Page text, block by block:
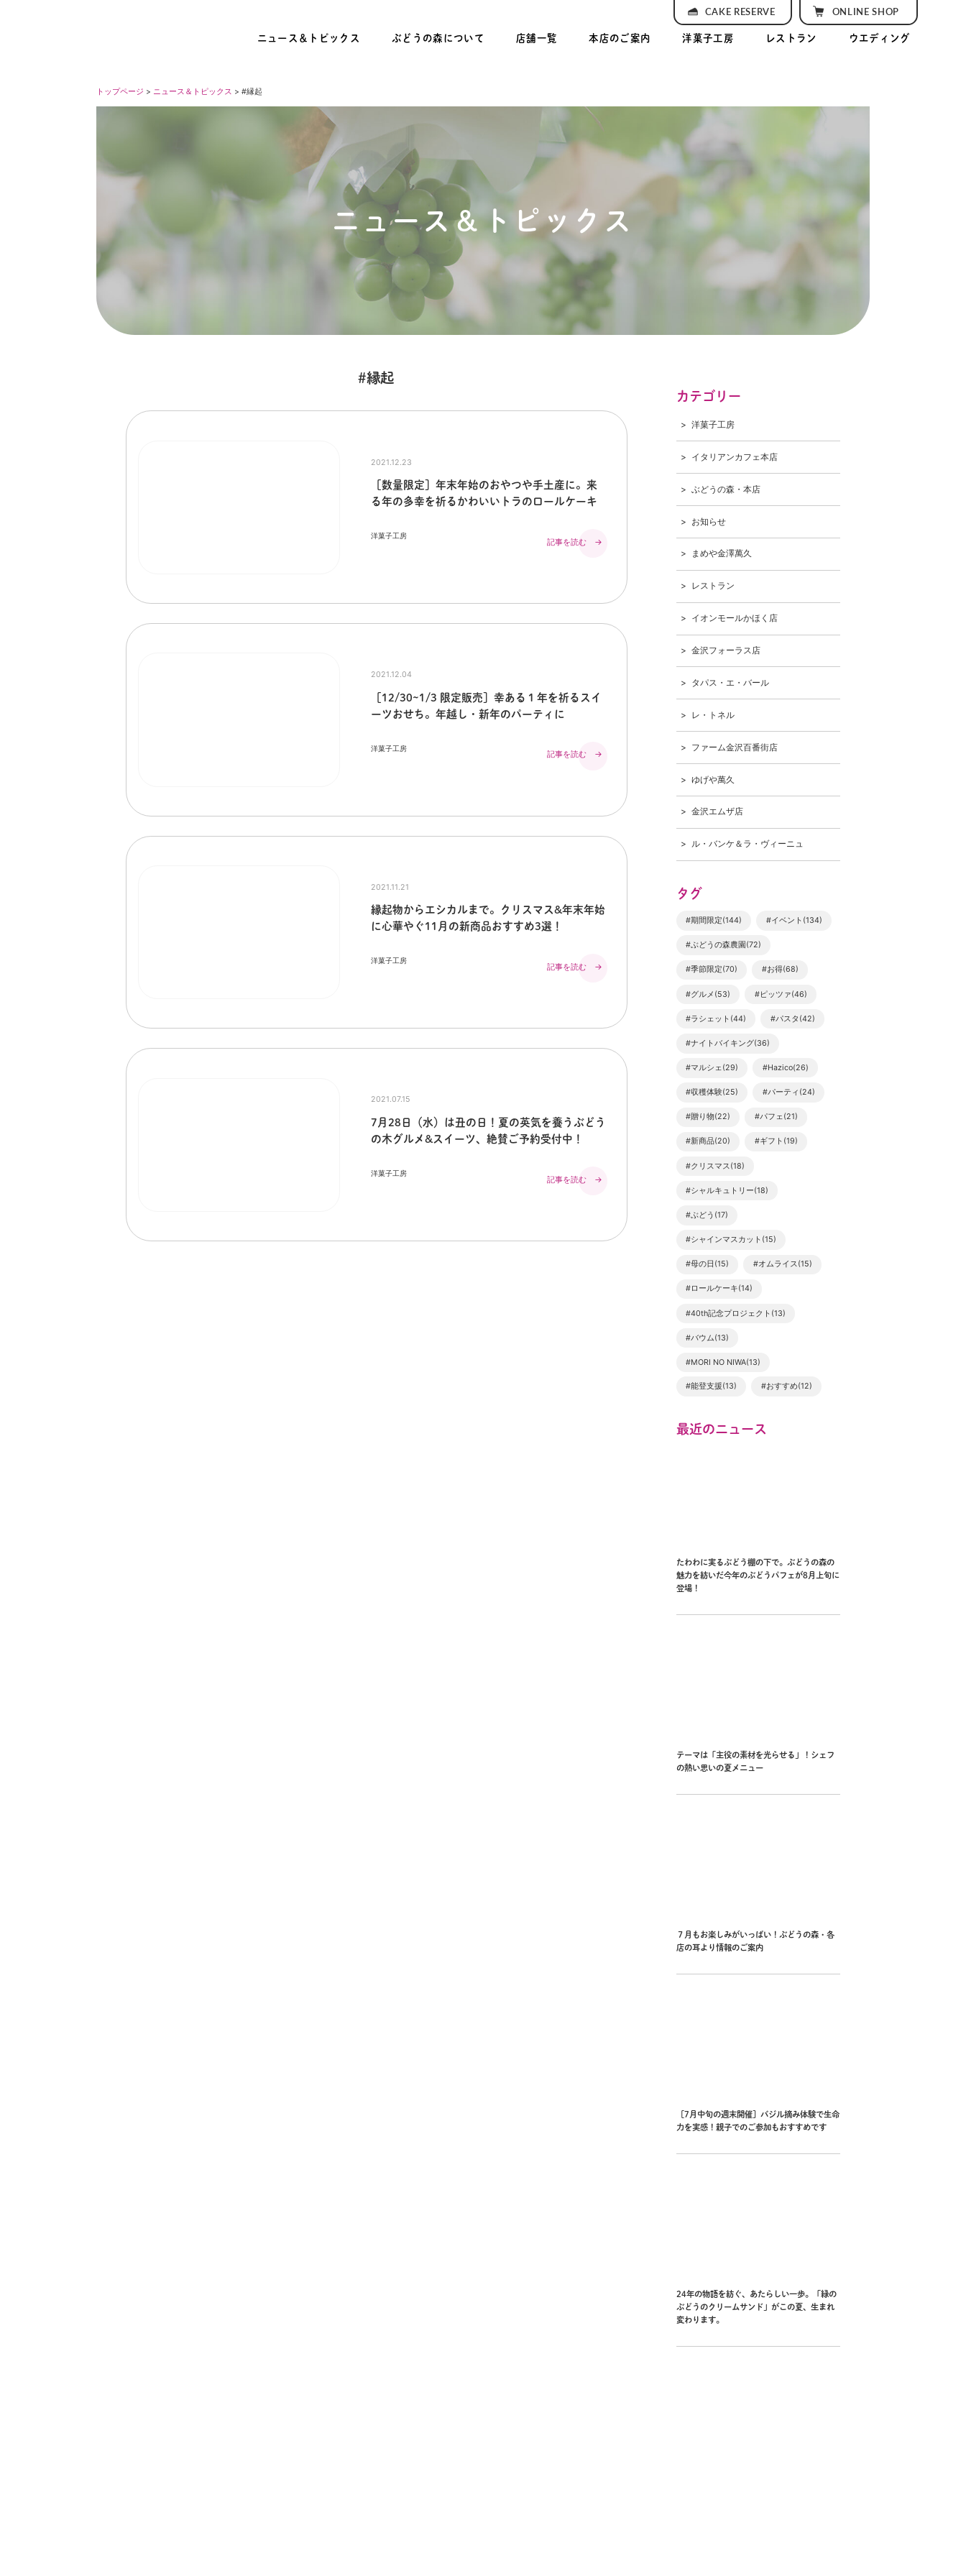
ニュース＆トピックス ぶどうの森について 店舗一覧 本店のご案内 洋菓子工房 レストラン ウエディング
CAKE RESERVE ONLINE SHOP
トップページ > ニュース＆トピックス > #縁起
ニュース＆トピックス
#縁起
2021.12.23
［数量限定］年末年始のおやつや手土産に。来
る年の多幸を祈るかわいいトラのロールケーキ
洋菓子工房
記事を読む →
2021.12.04
［12/30~1/3 限定販売］幸ある１年を祈るスイ
ーツおせち。年越し・新年のパーティに
洋菓子工房
記事を読む →
2021.11.21
縁起物からエシカルまで。クリスマス&年末年始
に心華やぐ11月の新商品おすすめ3選！
洋菓子工房
記事を読む →
2021.07.15
7月28日（水）は丑の日！夏の英気を養うぶどう
の木グルメ&スイーツ、絶賛ご予約受付中！
洋菓子工房
記事を読む →
カテゴリー
洋菓子工房
イタリアンカフェ本店
ぶどうの森・本店
お知らせ
まめや金澤萬久
レストラン
イオンモールかほく店
金沢フォーラス店
タパス・エ・バール
レ・トネル
ファーム金沢百番街店
ゆげや萬久
金沢エムザ店
ル・バンケ＆ラ・ヴィーニュ
タグ
#期間限定(144) #イベント(134)
#ぶどうの森農園(72)
#季節限定(70) #お得(68)
#グルメ(53) #ピッツァ(46)
#ラシェット(44) #パスタ(42)
#ナイトバイキング(36)
#マルシェ(29) #Hazico(26)
#収穫体験(25) #パーティ(24)
#贈り物(22) #パフェ(21)
#新商品(20) #ギフト(19)
#クリスマス(18)
#シャルキュトリー(18)
#ぶどう(17)
#シャインマスカット(15)
#母の日(15) #オムライス(15)
#ロールケーキ(14)
#40th記念プロジェクト(13)
#バウム(13)
#MORI NO NIWA(13)
#能登支援(13) #おすすめ(12)
最近のニュース
たわわに実るぶどう棚の下で。ぶどうの森の
魅力を紡いだ今年のぶどうパフェが8月上旬に
登場！
テーマは「主役の素材を光らせる」！シェフ
の熱い思いの夏メニュー
７月もお楽しみがいっぱい！ぶどうの森・各
店の耳より情報のご案内
［7月中旬の週末開催］バジル摘み体験で生命
力を実感！親子でのご参加もおすすめです
24年の物語を紡ぐ、あたらしい一歩。「緑の
ぶどうのクリームサンド」がこの夏、生まれ
変わります。